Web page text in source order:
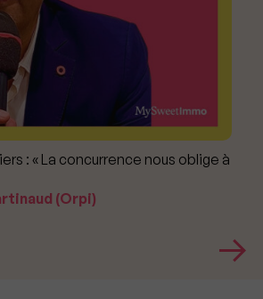
: « La concurrence nous oblige à
(Orpi)